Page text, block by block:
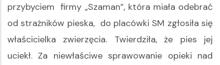
przybyciem firmy „Szaman”, która miała odebrać
od strażników pieska, do placówki SM zgłosiła się
właścicielka zwierzęcia. Twierdziła, że pies jej
uciekł. Za niewłaściwe sprawowanie opieki nad